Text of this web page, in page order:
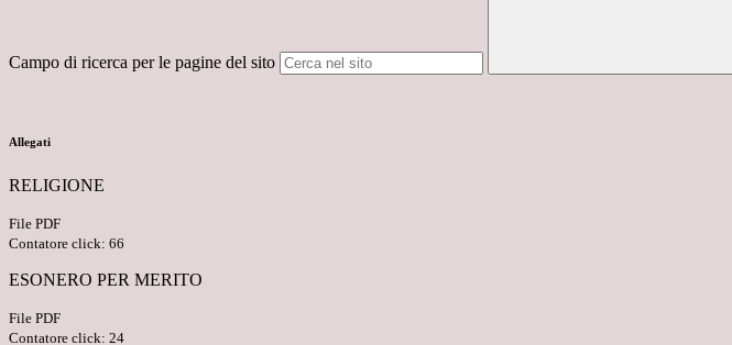
Campo di ricerca per le pagine del sito
Allegati
RELIGIONE
File PDF
Contatore click: 66
ESONERO PER MERITO
File PDF
Contatore click: 24